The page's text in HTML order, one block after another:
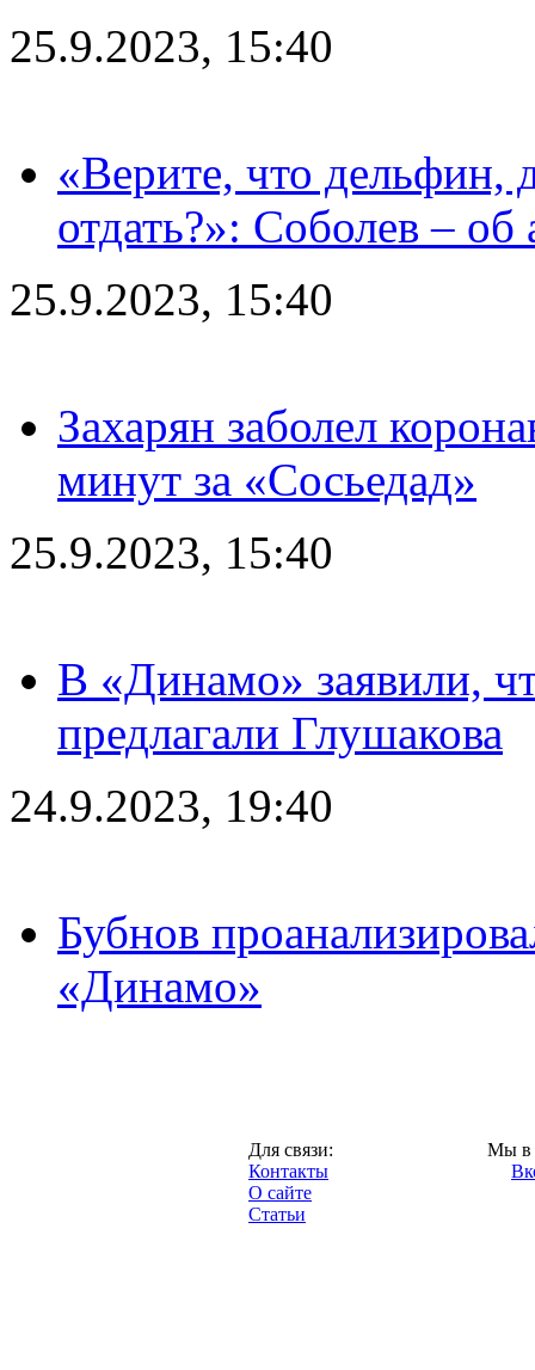
25.9.2023, 15:40
«Верите, что дельфин,
отдать?»: Соболев – об
25.9.2023, 15:40
Захарян заболел
минут за «Сосьедад»
25.9.2023, 15:40
В «Динамо» заявили,
предлагали Глушакова
24.9.2023, 19:40
Бубнов
«Динамо»
Для связи:
Контакты
О сайте
Статьи
Мы в